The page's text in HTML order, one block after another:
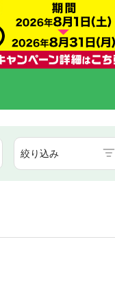
絞り込み